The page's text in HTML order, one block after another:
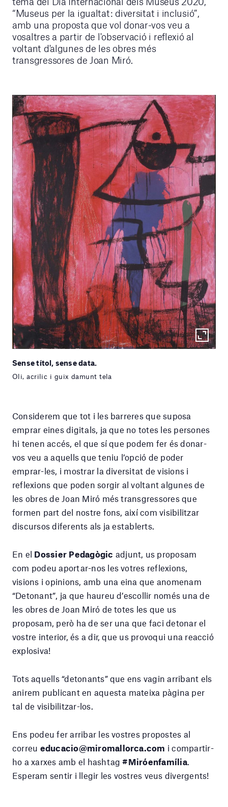
“Museus per la igualtat: diversitat i inclusió”,
amb una proposta que vol donar-vos veu a
vosaltres a partir de l'observació i reflexió al
voltant d'algunes de les obres més
transgressores de Joan Miró.
Sense títol, sense data.
Oli, acrilic i guix damunt tela
Considerem que tot i les barreres que suposa
emprar eines digitals, ja que no totes les persones
hi tenen accés, el que sí que podem fer és donar-
vos veu a aquells que teniu l’opció de poder
emprar-les, i mostrar la diversitat de visions i
reflexions que poden sorgir al voltant algunes de
les obres de Joan Miró més transgressores que
formen part del nostre fons, així com visibilitzar
discursos diferents als ja establerts.
En el Dossier Pedagògic adjunt, us proposam
com podeu aportar-nos les votres reflexions,
visions i opinions, amb una eina que anomenam
“Detonant”, ja que haureu d’escollir només una de
les obres de Joan Miró de totes les que us
proposam, però ha de ser una que faci detonar el
vostre interior, és a dir, que us provoqui una reacció
explosiva!
Tots aquells “detonants” que ens vagin arribant els
anirem publicant en aquesta mateixa pàgina per
tal de visibilitzar-los.
Ens podeu fer arribar les vostres propostes al
correu educacio@miromallorca.com i compartir-
ho a xarxes amb el hashtag#Miróenfamília.
Esperam sentir i llegir les vostres veus divergents!